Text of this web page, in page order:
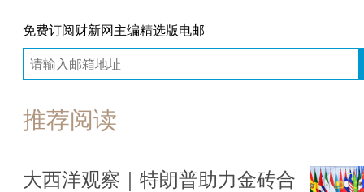
免费订阅财新网主编精选版电邮
推荐阅读
大西洋观察｜特朗普助力金砖合